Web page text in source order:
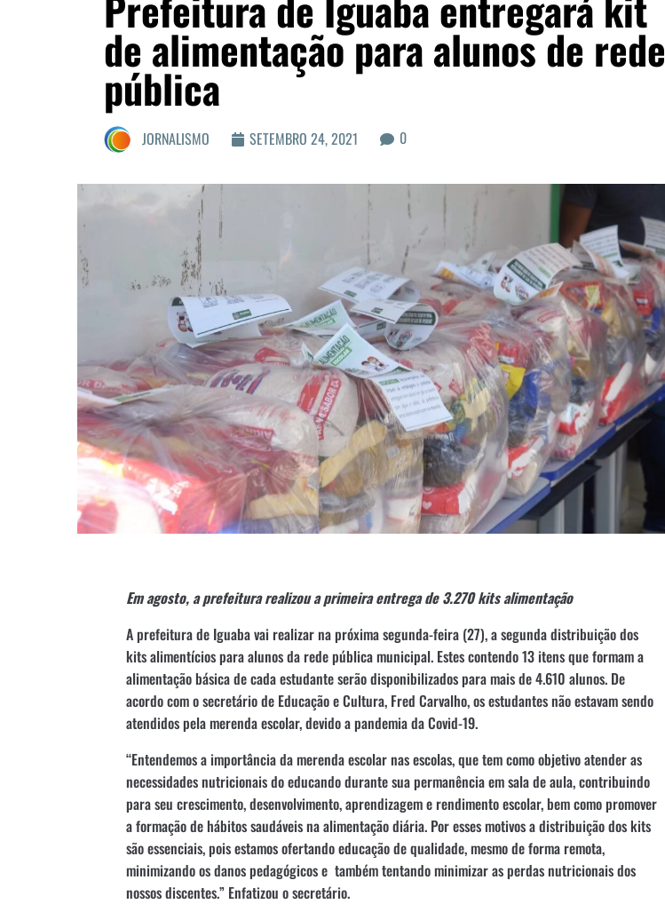
de alimentação para alunos de rede
pública
JORNALISMO SETEMBRO 24, 2021 0
Em agosto, a prefeitura realizou a primeira entrega de 3.270 kits alimentação
A prefeitura de Iguaba vai realizar na próxima segunda-feira (27), a segunda distribuição dos
kits alimentícios para alunos da rede pública municipal. Estes contendo 13 itens que formam a
alimentação básica de cada estudante serão disponibilizados para mais de 4.610 alunos. De
acordo com o secretário de Educação e Cultura, Fred Carvalho, os estudantes não estavam sendo
atendidos pela merenda escolar, devido a pandemia da Covid-19.
“Entendemos a importância da merenda escolar nas escolas, que tem como objetivo atender as
necessidades nutricionais do educando durante sua permanência em sala de aula, contribuindo
para seu crescimento, desenvolvimento, aprendizagem e rendimento escolar, bem como promover
a formação de hábitos saudáveis na alimentação diária. Por esses motivos a distribuição dos kits
são essenciais, pois estamos ofertando educação de qualidade, mesmo de forma remota,
minimizando os danos pedagógicos e também tentando minimizar as perdas nutricionais dos
nossos discentes.” Enfatizou o secretário.